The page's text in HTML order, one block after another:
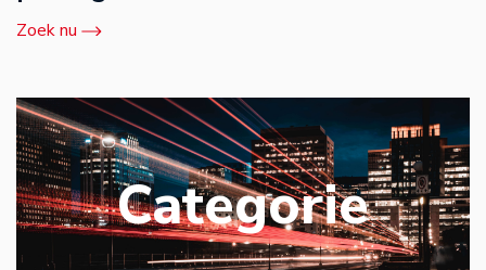
Zoek nu
Categorie